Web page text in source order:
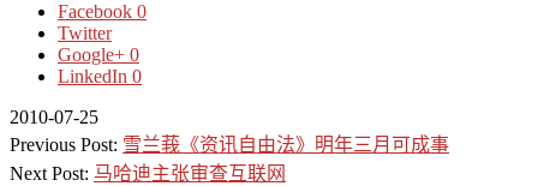
Facebook 0
Twitter
Google+ 0
LinkedIn 0
2010-07-25
Previous Post: 雪兰莪《资讯自由法》明年三月可成事
Next Post: 马哈迪主张审查互联网